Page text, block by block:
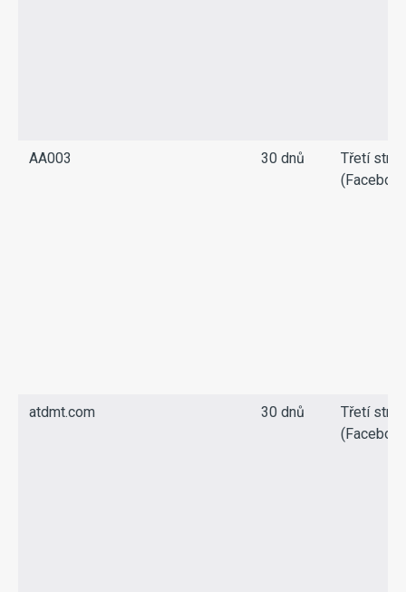
AA003 30 dnů
Třetí
atdmt.com 30 dnů
Třetí